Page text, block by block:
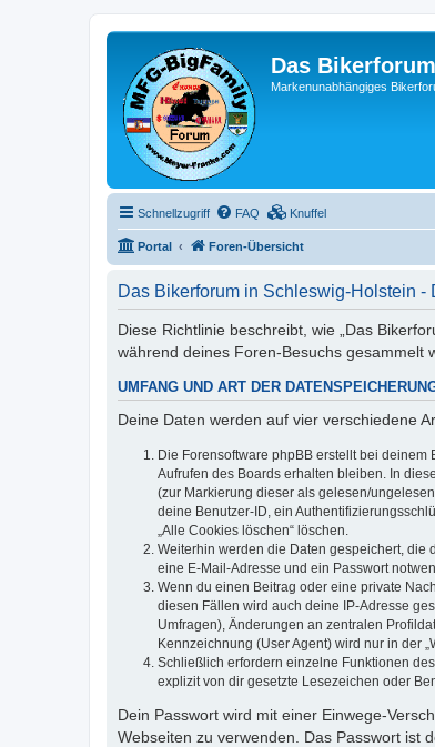
Das
Markenunabhängiges
Schnellzugriff FAQ Knuffel
Portal Foren-Übersicht
Das Bikerforum in Schleswig-Holstein -
Diese Richtlinie beschreibt, wie „Das
während deines Foren-Besuchs gesammelt
UMFANG UND ART DER
Deine Daten werden auf vier verschiedene
Die Forensoftware phpBB erstellt bei
Aufrufen des Boards erhalten bleiben. In
(zur Markierung dieser als gelesen/
deine Benutzer-ID, ein
„Alle Cookies löschen“ löschen.
Weiterhin werden die Daten gespeichert, die
eine E-Mail-Adresse und ein Passwort
Wenn du einen Beitrag oder eine private
diesen Fällen wird auch deine IP-Adresse
Umfragen), Änderungen an zentralen
Kennzeichnung (User Agent) wird nur in der
Schließlich erfordern einzelne Funktionen
explizit von dir gesetzte Lesezeichen oder
Dein Passwort wird mit einer Einwege-
Webseiten zu verwenden. Das Passwort ist